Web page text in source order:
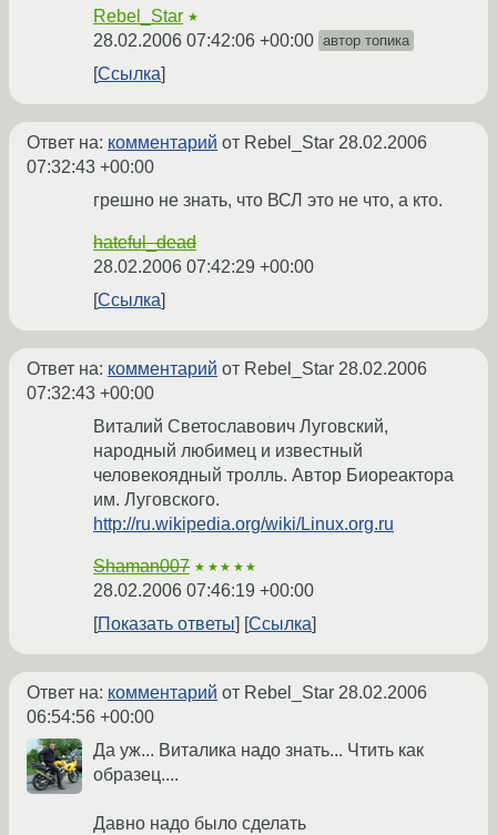
Rebel_Star ★
28.02.2006 07:42:06 +00:00 автор топика
Ссылка
Ответ на: комментарий от Rebel_Star 28.02.2006
07:32:43 +00:00
грешно не знать, что ВСЛ это не что, а кто.
hateful_dead
28.02.2006 07:42:29 +00:00
Ссылка
Ответ на: комментарий от Rebel_Star 28.02.2006
07:32:43 +00:00
Виталий Светославович Луговский,
народный любимец и известный
человекоядный тролль. Автор Биореактора
им. Луговского.
http://ru.wikipedia.org/wiki/Linux.org.ru
Shaman007 ★★★★★
28.02.2006 07:46:19 +00:00
Показать ответы
Ссылка
Ответ на: комментарий от Rebel_Star 28.02.2006
06:54:56 +00:00
Да уж... Виталика надо знать... Чтить как
образец....
Давно надо было сделать